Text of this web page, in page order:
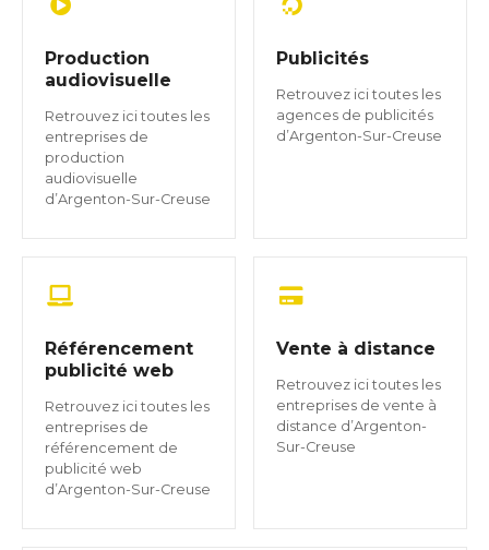
Production
audiovisuelle
Retrouvez ici toutes les
entreprises de
production
audiovisuelle
d’Argenton-Sur-Creuse
Publicités
Retrouvez ici toutes les
agences de publicités
d’Argenton-Sur-Creuse
Référencement
publicité web
Retrouvez ici toutes les
entreprises de
référencement de
publicité web
d’Argenton-Sur-Creuse
Vente à distance
Retrouvez ici toutes les
entreprises de vente à
distance d’Argenton-
Sur-Creuse